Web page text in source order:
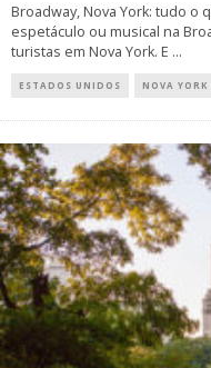
Broadway, Nova York: tudo o
espetáculo ou musical na
turistas em Nova York. E ...
ESTADOS UNIDOS NOVA YORK